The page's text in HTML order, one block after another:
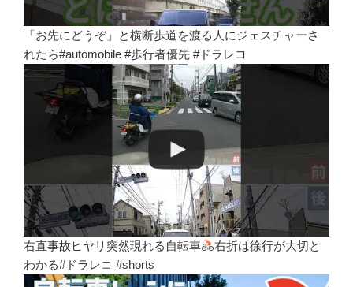
「お先にどうぞ」と横断歩道を渡る人にジェスチャーさ
れたら#automobile #歩行者優先 #ドラレコ
右直事故ヒヤリ突然現れる自転車
右折は徐行が大切と
わかる#ドラレコ #shorts